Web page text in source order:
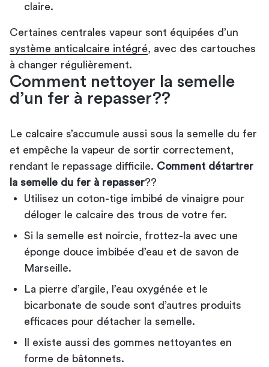
claire.
Certaines centrales vapeur sont équipées d’un
système anticalcaire intégré , avec des cartouches
à changer régulièrement.
Comment nettoyer la semelle
d’un fer à repasser??
Le calcaire s’accumule aussi sous la semelle du fer
et empêche la vapeur de sortir correctement,
rendant le repassage difficile. Comment détartrer
la semelle du fer à repasser??
Utilisez un coton-tige imbibé de vinaigre pour
déloger le calcaire des trous de votre fer.
Si la semelle est noircie, frottez-la avec une
éponge douce imbibée d’eau et de savon de
Marseille.
La pierre d’argile, l’eau oxygénée et le
bicarbonate de soude sont d’autres produits
efficaces pour détacher la semelle.
Il existe aussi des gommes nettoyantes en
forme de bâtonnets.